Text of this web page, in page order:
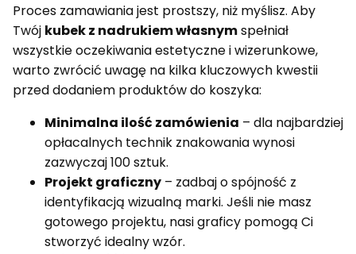
Proces zamawiania jest prostszy, niż myślisz. Aby
Twój kubek z nadrukiem własnymspełniał
wszystkie oczekiwania estetyczne i wizerunkowe,
warto zwrócić uwagę na kilka kluczowych kwestii
przed dodaniem produktów do koszyka:
Minimalna ilość zamówienia – dla najbardziej
opłacalnych technik znakowania wynosi
zazwyczaj 100 sztuk.
Projekt graficzny – zadbaj o spójność z
identyfikacją wizualną marki. Jeśli nie masz
gotowego projektu, nasi graficy pomogą Ci
stworzyć idealny wzór.